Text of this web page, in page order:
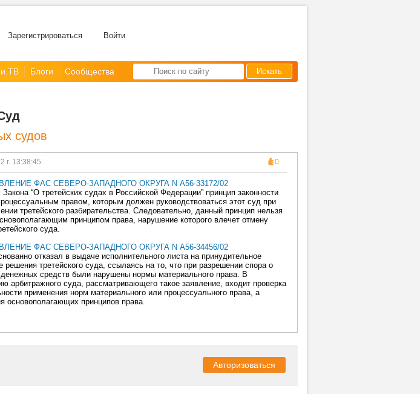
Зарегистрироваться Войти
Блоги Сообщества Искать
судов
г. 13:38:45 0
ФАС СЕВЕРО-ЗАПАДНОГО ОКРУГА N А56-33172/02
“О третейских судах в Российской Федерации” принцип законности
правом, которым должен руководствоваться этот суд при
третейского разбирательства. Следовательно, данный принцип нельзя
принципом права, нарушение которого влечет отмену
суда.
ФАС СЕВЕРО-ЗАПАДНОГО ОКРУГА N А56-34456/02
отказал в выдаче исполнительного листа на принудительное
решения третейского суда, ссылаясь на то, что при разрешении спора о
денежных средств были нарушены нормы материального права. В
арбитражного суда, рассматривающего такое заявление, входит проверка
применения норм материального или процессуального права, а
основополагающих принципов права.
Авторизоваться